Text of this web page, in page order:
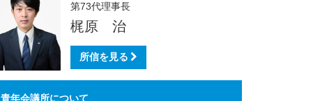
第73代理事長
梶原 治
所信を見る
青年会議所について